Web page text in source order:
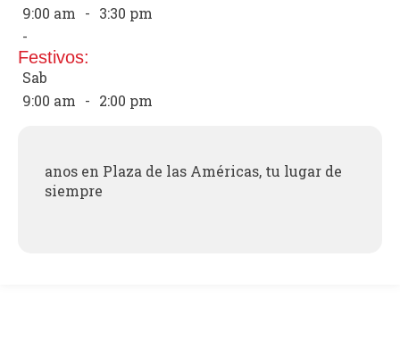
9:00 am - 3:30 pm
-
Festivos:
Sab
9:00 am - 2:00 pm
anos en Plaza de las Américas, tu lugar de
siempre